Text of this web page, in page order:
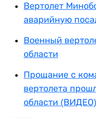
Вертолет
аварийную
Военный
области
Прощание с
вертолета
области (ВИДЕО)